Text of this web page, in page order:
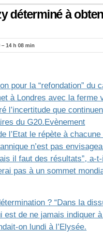
déterminé à
14 h 08 min
pour la “refondation” du
à Londres avec la ferme
l’incertitude que
du G20.Evènement
l’Etat le répète à
n’est pas
il faut des résultats”, a-
pas à un sommet
? “Dans la
est de ne jamais indiquer
on lundi à l’Elysée.